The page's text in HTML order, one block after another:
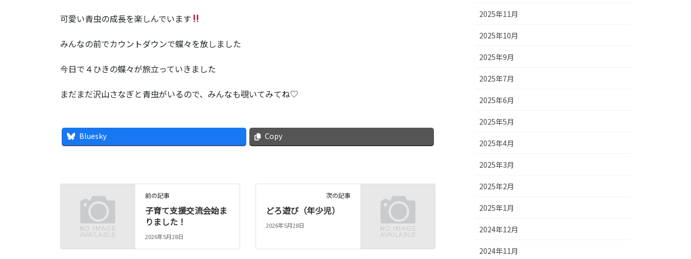
可愛い青虫の成長を楽しんでいます
みんなの前でカウントダウンで蝶々を放しました
今日で４ひきの蝶々が旅立っていきました
まだまだ沢山さなぎと青虫がいるので、みんなも覗いてみてね♡
Bluesky Copy
前の記事
子育て支援交流会始ま
りました！
2026年5月28日
次の記事
どろ遊び（年少児）
2026年5月28日
2025年11月
2025年10月
2025年9月
2025年7月
2025年6月
2025年5月
2025年4月
2025年3月
2025年2月
2025年1月
2024年12月
2024年11月